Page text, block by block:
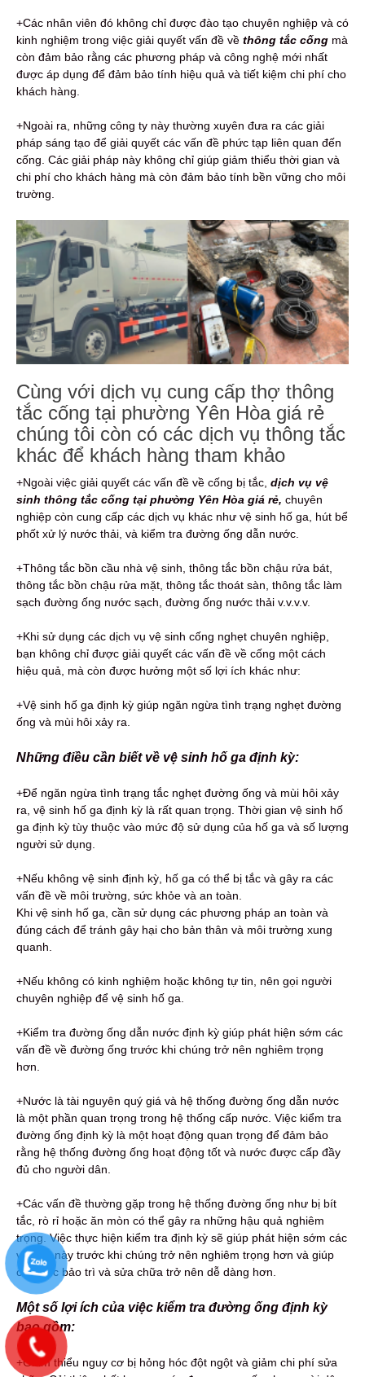
+Các nhân viên đó không chỉ được đào tạo chuyên nghiệp và có
kinh nghiệm trong việc giải quyết vấn đề về thông tắc cống mà
còn đảm bảo rằng các phương pháp và công nghệ mới nhất
được áp dụng để đảm bảo tính hiệu quả và tiết kiệm chi phí cho
khách hàng.
+Ngoài ra, những công ty này thường xuyên đưa ra các giải
pháp sáng tạo để giải quyết các vấn đề phức tạp liên quan đến
cống. Các giải pháp này không chỉ giúp giảm thiểu thời gian và
chi phí cho khách hàng mà còn đảm bảo tính bền vững cho môi
trường.
Cùng với dịch vụ cung cấp thợ thông
tắc cống tại phường Yên Hòa giá rẻ
chúng tôi còn có các dịch vụ thông tắc
khác để khách hàng tham khảo
+Ngoài việc giải quyết các vấn đề về cống bị tắc, dịch vụ vệ
sinh thông tắc cống tại phường Yên Hòa giá rẻ, chuyên
nghiệp còn cung cấp các dịch vụ khác như vệ sinh hố ga, hút bể
phốt xử lý nước thải, và kiểm tra đường ống dẫn nước.
+Thông tắc bồn cầu nhà vệ sinh, thông tắc bồn chậu rửa bát,
thông tắc bồn chậu rửa mặt, thông tắc thoát sàn, thông tắc làm
sạch đường ống nước sạch, đường ống nước thải v.v.v.v.
+Khi sử dụng các dịch vụ vệ sinh cống nghẹt chuyên nghiệp,
bạn không chỉ được giải quyết các vấn đề về cống một cách
hiệu quả, mà còn được hưởng một số lợi ích khác như:
+Vệ sinh hố ga định kỳ giúp ngăn ngừa tình trạng nghẹt đường
ống và mùi hôi xảy ra.
Những điều cần biết về vệ sinh hố ga định kỳ:
+Để ngăn ngừa tình trạng tắc nghẹt đường ống và mùi hôi xảy
ra, vệ sinh hố ga định kỳ là rất quan trọng. Thời gian vệ sinh hố
ga định kỳ tùy thuộc vào mức độ sử dụng của hố ga và số lượng
người sử dụng.
+Nếu không vệ sinh định kỳ, hố ga có thể bị tắc và gây ra các
vấn đề về môi trường, sức khỏe và an toàn.
Khi vệ sinh hố ga, cần sử dụng các phương pháp an toàn và
đúng cách để tránh gây hại cho bản thân và môi trường xung
quanh.
+Nếu không có kinh nghiệm hoặc không tự tin, nên gọi người
chuyên nghiệp để vệ sinh hố ga.
+Kiểm tra đường ống dẫn nước định kỳ giúp phát hiện sớm các
vấn đề về đường ống trước khi chúng trở nên nghiêm trọng
hơn.
+Nước là tài nguyên quý giá và hệ thống đường ống dẫn nước
là một phần quan trọng trong hệ thống cấp nước. Việc kiểm tra
đường ống định kỳ là một hoạt động quan trọng để đảm bảo
rằng hệ thống đường ống hoạt động tốt và nước được cấp đầy
đủ cho người dân.
+Các vấn đề thường gặp trong hệ thống đường ống như bị bít
tắc, rò rỉ hoặc ăn mòn có thể gây ra những hậu quả nghiêm
trọng. Việc thực hiện kiểm tra định kỳ sẽ giúp phát hiện sớm các
vấn đề này trước khi chúng trở nên nghiêm trọng hơn và giúp
cho việc bảo trì và sửa chữa trở nên dễ dàng hơn.
Một số lợi ích của việc kiểm tra đường ống định kỳ
bao gồm:
+Giảm thiểu nguy cơ bị hỏng hóc đột ngột và giảm chi phí sửa